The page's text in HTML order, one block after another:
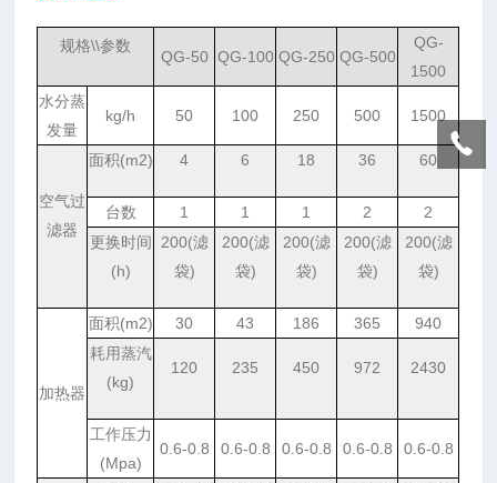
规格\\参数
QG-50 QG-100 QG-250 QG-500
QG-
1500
水分蒸
发量
kg/h 50 100 250 500 1500
空气过
滤器
面积(m2) 4 6 18 36 60
台数 1 1 1 2
2
更换时间
(h)
200(滤
袋)
200(滤
袋)
200(滤
袋)
200(滤
袋)
200(滤
袋)
加热器
面积(m2) 30 43 186 365
940
耗用蒸汽
(kg)
120 235 450 972 2430
工作压力
(Mpa)
0.6-0.8 0.6-0.8 0.6-0.8 0.6-0.8 0.6-0.8